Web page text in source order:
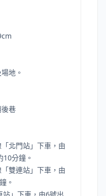
地。
巷
北門站」下車，由
分鐘。
雙連站」下車，由
。